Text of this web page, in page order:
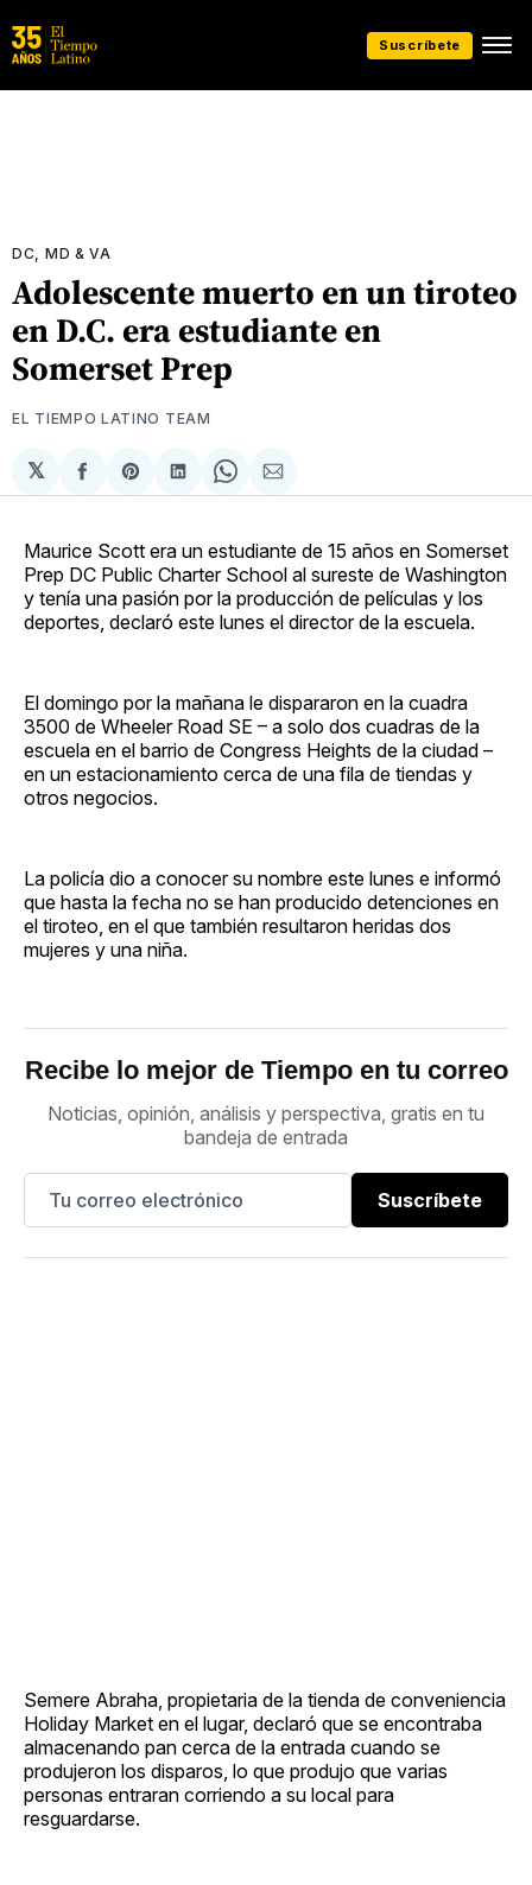
Suscríbete
DC, MD & VA
Adolescente muerto en un tiroteo
en D.C. era estudiante en
Somerset Prep
EL TIEMPO LATINO TEAM
𝕏
Compartir
en
Share
on
Compartir
en
Share
on
Compartir
via
Maurice Scott era un estudiante de 15 años en Somerset
Prep DC Public Charter School al sureste de Washington
y tenía una pasión por la producción de películas y los
deportes, declaró este lunes el director de la escuela.
El domingo por la mañana le dispararon en la cuadra
3500 de Wheeler Road SE – a solo dos cuadras de la
escuela en el barrio de Congress Heights de la ciudad –
en un estacionamiento cerca de una fila de tiendas y
otros negocios.
La policía dio a conocer su nombre este lunes e informó
que hasta la fecha no se han producido detenciones en
el tiroteo, en el que también resultaron heridas dos
mujeres y una niña.
Recibe lo mejor de Tiempo en tu correo
Noticias, opinión, análisis y perspectiva, gratis en tu
bandeja de entrada
Suscríbete
Semere Abraha, propietaria de la tienda de conveniencia
Holiday Market en el lugar, declaró que se encontraba
almacenando pan cerca de la entrada cuando se
produjeron los disparos, lo que produjo que varias
personas entraran corriendo a su local para
resguardarse.